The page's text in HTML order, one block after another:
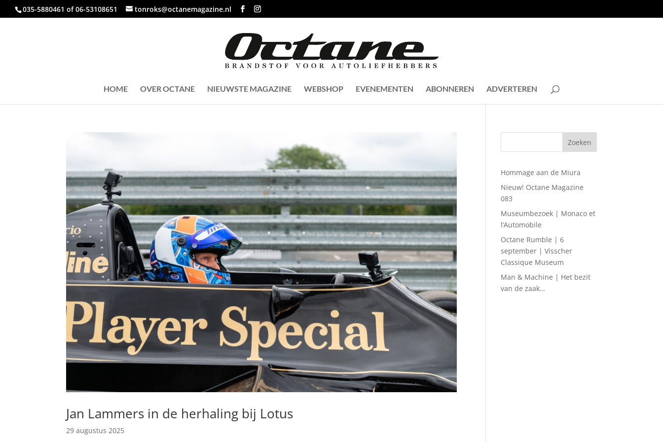
035-5880461 of 06-53108651 tonroks@octanemagazine.nl
HOME OVER OCTANE NIEUWSTE MAGAZINE WEBSHOP EVENEMENTEN ABONNEREN ADVERTEREN
Jan Lammers in de herhaling bij Lotus
29 augustus 2025
Hommage aan de Miura
Nieuw! Octane Magazine
083
Museumbezoek | Monaco et
l’Automobile
Octane Rumble | 6
september | Visscher
Classique Museum
Man & Machine | Het bezit
van de zaak…